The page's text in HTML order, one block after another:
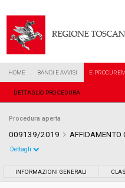
HOME BANDI E AVVISI E-
DETTAGLIO PROCEDURA
Procedura aperta
009139/2019 AFFIDAMENTO
Dettagli
INFORMAZIONI GENERALI